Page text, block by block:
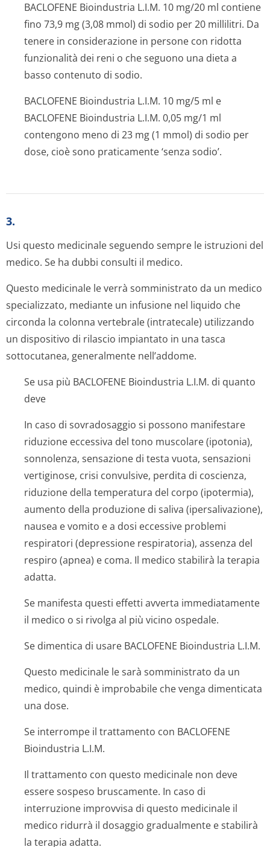
BACLOFENE Bioindustria L.I.M. 10 mg/20 ml contiene
fino 73,9 mg (3,08 mmol) di sodio per 20 millilitri. Da
tenere in considerazione in persone con ridotta
funzionalità dei reni o che seguono una dieta a
basso contenuto di sodio.
BACLOFENE Bioindustria L.I.M. 10 mg/5 ml e
BACLOFENE Bioindustria L.I.M. 0,05 mg/1 ml
contengono meno di 23 mg (1 mmol) di sodio per
dose, cioè sono praticamente ‘senza sodio’.
3.
Usi questo medicinale seguendo sempre le istruzioni del
medico. Se ha dubbi consulti il medico.
Questo medicinale le verrà somministrato da un medico
specializzato, mediante un infusione nel liquido che
circonda la colonna vertebrale (intratecale) utilizzando
un dispositivo di rilascio impiantato in una tasca
sottocutanea, generalmente nell’addome.
Se usa più BACLOFENE Bioindustria L.I.M. di quanto
deve
In caso di sovradosaggio si possono manifestare
riduzione eccessiva del tono muscolare (ipotonia),
sonnolenza, sensazione di testa vuota, sensazioni
vertiginose, crisi convulsive, perdita di coscienza,
riduzione della temperatura del corpo (ipotermia),
aumento della produzione di saliva (ipersalivazione),
nausea e vomito e a dosi eccessive problemi
respiratori (depressione respiratoria), assenza del
respiro (apnea) e coma. Il medico stabilirà la terapia
adatta.
Se manifesta questi effetti avverta immediatamente
il medico o si rivolga al più vicino ospedale.
Se dimentica di usare BACLOFENE Bioindustria L.I.M.
Questo medicinale le sarà somministrato da un
medico, quindi è improbabile che venga dimenticata
una dose.
Se interrompe il trattamento con BACLOFENE
Bioindustria L.I.M.
Il trattamento con questo medicinale non deve
essere sospeso bruscamente. In caso di
interruzione improvvisa di questo medicinale il
medico ridurrà il dosaggio gradualmente e stabilirà
la terapia adatta.